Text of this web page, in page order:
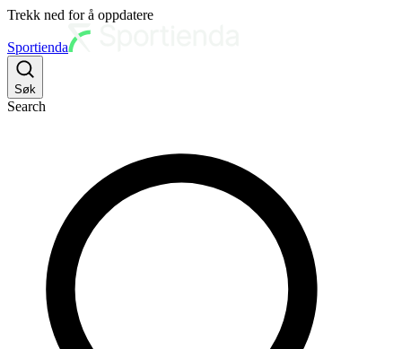
Trekk ned for å oppdatere
Sportienda
Søk
Search